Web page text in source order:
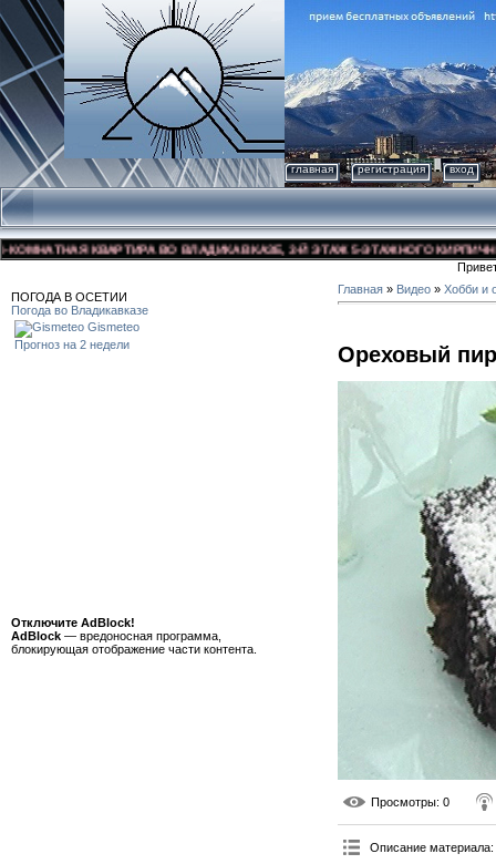
главная регистрация вход
КВАРТИРА ВО ВЛАДИКАВКАЗЕ, 3-Й ЭТАЖ 5-ЭТАЖНОГО
ПОГОДА В ОСЕТИИ
Погода во Владикавказе
Gismeteo
Прогноз на 2 недели
Отключите AdBlock!
AdBlock — вредоносная программа,
блокирующая отображение части контента.
Главная » Видео » Хобби и
Ореховый
Просмотры: 0
Описание материала: